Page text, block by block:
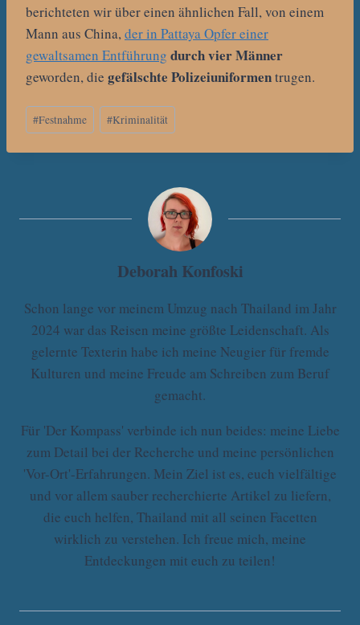
berichteten wir über einen ähnlichen Fall, von einem
Mann aus China, der in Pattaya Opfer einer
gewaltsamen Entführung durch vier Männer
geworden, die gefälschte Polizeiuniformentrugen.
Schlagworte:
#Festnahme #Kriminalität
Deborah Konfoski
Schon lange vor meinem Umzug nach Thailand im Jahr
2024 war das Reisen meine größte Leidenschaft. Als
gelernte Texterin habe ich meine Neugier für fremde
Kulturen und meine Freude am Schreiben zum Beruf
gemacht.
Für 'Der Kompass' verbinde ich nun beides: meine Liebe
zum Detail bei der Recherche und meine persönlichen
'Vor-Ort'-Erfahrungen. Mein Ziel ist es, euch vielfältige
und vor allem sauber recherchierte Artikel zu liefern,
die euch helfen, Thailand mit all seinen Facetten
wirklich zu verstehen. Ich freue mich, meine
Entdeckungen mit euch zu teilen!